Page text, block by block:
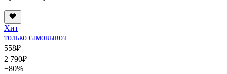
Хит
только самовывоз
558₽
2 790₽
−80%